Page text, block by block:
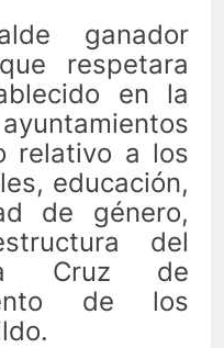
ganador
respetara
en la
relativo a los
educación,
de género,
del
Cruz de
de los